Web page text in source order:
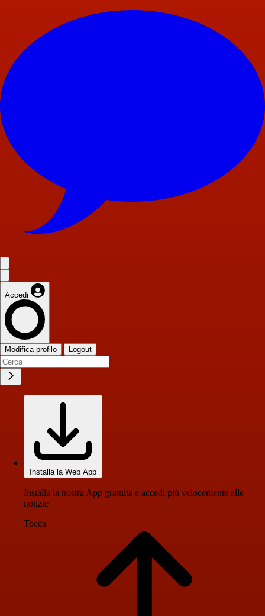
Accedi
Modifica profilo Logout
Installa la Web App
Installa la nostra App gratuita e accedi più velocemente alle
notizie
Tocca